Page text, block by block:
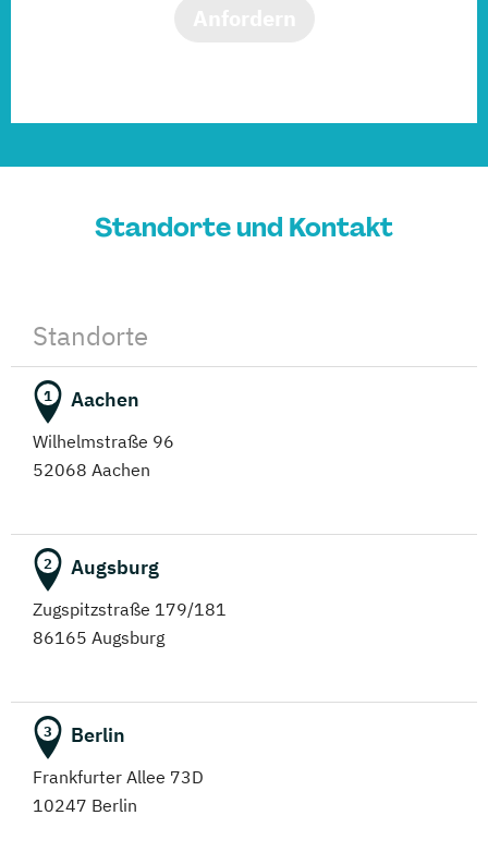
Standorte und Kontakt
Standorte
1 Aachen
Wilhelmstraße 96
52068 Aachen
2 Augsburg
Zugspitzstraße 179/181
86165 Augsburg
3 Berlin
Frankfurter Allee 73D
10247 Berlin